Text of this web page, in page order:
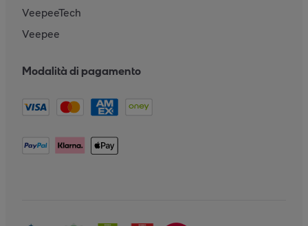
VeepeeTech
Veepee
Modalità di pagamento